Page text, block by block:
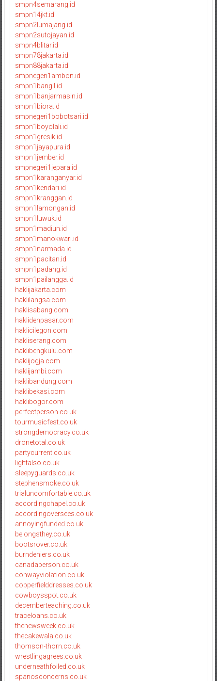
smpn4semarang.id
smpn14jkt.id
smpn2lumajang.id
smpn2sutojayan.id
smpn4blitar.id
smpn78jakarta.id
smpn88jakarta.id
smpnegeri1ambon.id
smpn1bangil.id
smpn1banjarmasin.id
smpn1biora.id
smpnegeri1bobotsari.id
smpn1boyolali.id
smpn1gresik.id
smpn1jayapura.id
smpn1jember.id
smpnegeri1jepara.id
smpn1karanganyar.id
smpn1kendari.id
smpn1kranggan.id
smpn1lamongan.id
smpn1luwuk.id
smpn1madiun.id
smpn1manokwari.id
smpn1narmada.id
smpn1pacitan.id
smpn1padang.id
smpn1pailangga.id
haklijakarta.com
haklilangsa.com
haklisabang.com
haklidenpasar.com
haklicilegon.com
hakliserang.com
haklibengkulu.com
haklijogja.com
haklijambi.com
haklibandung.com
haklibekasi.com
haklibogor.com
perfectperson.co.uk
tourmusicfest.co.uk
strongdemocracy.co.uk
dronetotal.co.uk
partycurrent.co.uk
lightalso.co.uk
sleepyguards.co.uk
stephensmoke.co.uk
trialuncomfortable.co.uk
accordingchapel.co.uk
accordingoversees.co.uk
annoyingfunded.co.uk
belongsthey.co.uk
bootsrover.co.uk
burndeniers.co.uk
canadaperson.co.uk
conwayviolation.co.uk
copperfielddresses.co.uk
cowboysspot.co.uk
decemberteaching.co.uk
traceloans.co.uk
thenewsweek.co.uk
thecakewala.co.uk
thomson-thorn.co.uk
wrestlingagrees.co.uk
underneathfoiled.co.uk
spanosconcerns.co.uk